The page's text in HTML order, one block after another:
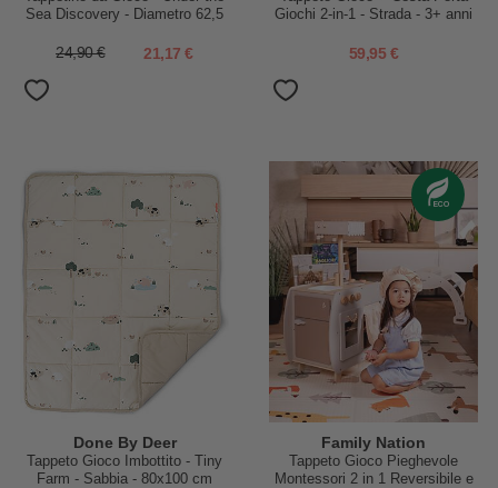
Sea Discovery - Diametro 62,5
24,90 € 21,17 €
Giochi 2-in-1 - Strada - 3+ anni
59,95 €
Done By Deer
Tappeto Gioco Imbottito - Tiny
Farm - Sabbia - 80x100 cm
Family Nation
Tappeto Gioco Pieghevole
Montessori 2 in 1 Reversibile e